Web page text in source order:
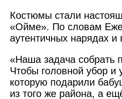
Костюмы стали
«Ойме». По словам
аутентичных нарядах и
«Наша задача собрать
Чтобы головной убор и
которую подарили
из того же района, а